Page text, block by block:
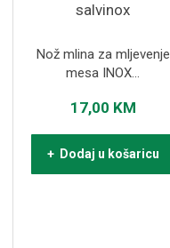
Nož mlina za mljevenje
mesa INOX...
17,00 KM
+ Dodaj u košaricu